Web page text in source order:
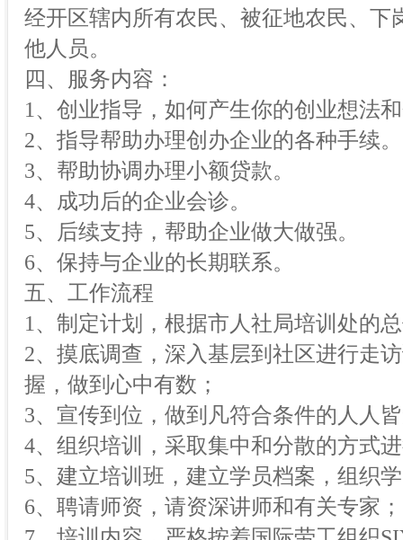
经开区辖内所有农民、被征地农民、
他人员。
四、服务内容：
1、创业指导，如何产生你的创业想法
2、指导帮助办理创办企业的各种手续。
3、帮助协调办理小额贷款。
4、成功后的企业会诊。
5、后续支持，帮助企业做大做强。
6、保持与企业的长期联系。
五、工作流程
1、制定计划，根据市人社局培训处的
2、摸底调查，深入基层到社区进行走
握，做到心中有数；
3、宣传到位，做到凡符合条件的人人
4、组织培训，采取集中和分散的方式
5、建立培训班，建立学员档案，组织
6、聘请师资，请资深讲师和有关专家；